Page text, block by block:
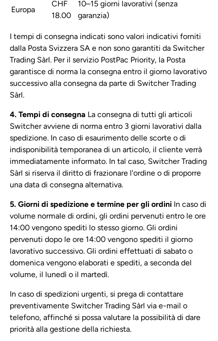
Europa
CHF
18.00
10–15 giorni lavorativi (senza
garanzia)
I tempi di consegna indicati sono valori indicativi forniti
dalla Posta Svizzera SA e non sono garantiti da Switcher
Trading Sàrl. Per il servizio PostPac Priority, la Posta
garantisce di norma la consegna entro il giorno lavorativo
successivo alla consegna da parte di Switcher Trading
Sàrl.
4. Tempi di consegna La consegna di tutti gli articoli
Switcher avviene di norma entro 3 giorni lavorativi dalla
spedizione. In caso di esaurimento delle scorte o di
indisponibilità temporanea di un articolo, il cliente verrà
immediatamente informato. In tal caso, Switcher Trading
Sàrl si riserva il diritto di frazionare l'ordine o di proporre
una data di consegna alternativa.
5. Giorni di spedizione e termine per gli ordini In caso di
volume normale di ordini, gli ordini pervenuti entro le ore
14:00 vengono spediti lo stesso giorno. Gli ordini
pervenuti dopo le ore 14:00 vengono spediti il giorno
lavorativo successivo. Gli ordini effettuati di sabato o
domenica vengono elaborati e spediti, a seconda del
volume, il lunedì o il martedì.
In caso di spedizioni urgenti, si prega di contattare
preventivamente Switcher Trading Sàrl via e-mail o
telefono, affinché si possa valutare la possibilità di dare
priorità alla gestione della richiesta.